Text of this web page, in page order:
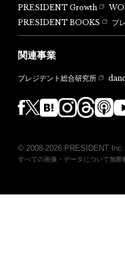
PRESIDENT Growth
PRESIDENT BOOKS
プ
関連事業
プレジデント総合研究所
© 2008-2026 PRESIDENT Inc.
すべての画像・データについて無断